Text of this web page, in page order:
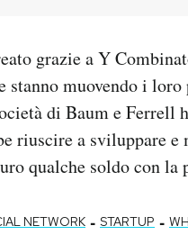
grazie a Y
stanno muovendo i
di Baum e Ferrell
riuscire a sviluppare
qualche soldo con la
NETWORK - STARTUP -